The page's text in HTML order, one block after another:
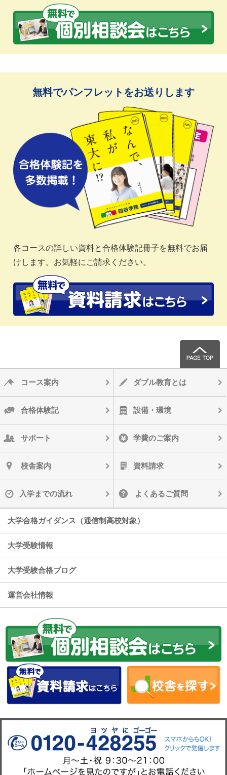
無料でパンフレットをお送りします
各コースの詳しい資料と合格体験記冊子を無料でお届
けします。お気軽にご請求ください。
コース案内 ダブル教育とは
合格体験記 設備・環境
サポート 学費のご案内
校舎案内 資料請求
入学までの流れ よくあるご質問
大学合格ガイダンス（通信制高校対象）
大学受験情報
大学受験合格ブログ
運営会社情報